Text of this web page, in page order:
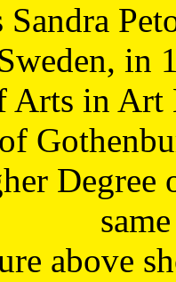
in
Arts in Art
Degree
above